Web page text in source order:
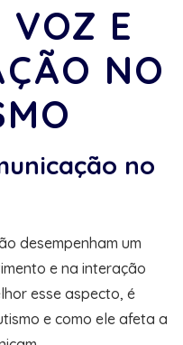
VOZ E
NO
no
desempenham um
e na interação
esse aspecto, é
e como ele afeta a